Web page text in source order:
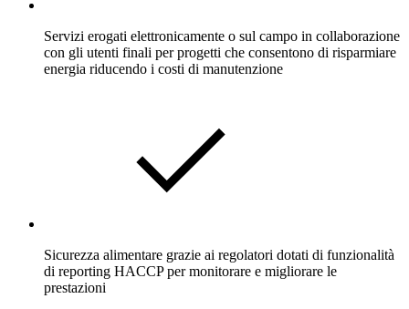
Servizi erogati elettronicamente o sul campo in collaborazione
con gli utenti finali per progetti che consentono di risparmiare
energia riducendo i costi di manutenzione
Sicurezza alimentare grazie ai regolatori dotati di funzionalità
di reporting HACCP per monitorare e migliorare le
prestazioni